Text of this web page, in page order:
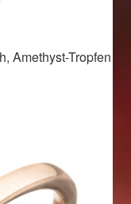
Amethyst-Tropfen